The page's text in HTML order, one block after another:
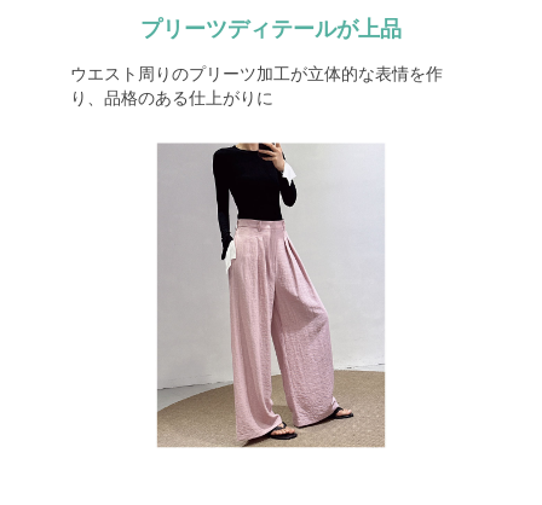
プリーツディテールが上品
ウエスト周りのプリーツ加工が立体的な表情を作
り、品格のある仕上がりに